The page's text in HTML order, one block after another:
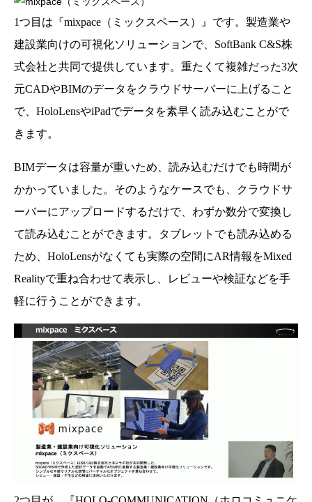
1つ目は『mixpace（ミックスペース）』です。製造業や
建設業向けの可視化ソリューションで、SoftBank C&S株
式会社と共同で提供しています。重たくて複雑だった3次
元CADやBIMのデータをクラウドサーバーに上げること
で、HoloLensやiPadでデータを素早く読み込むことがで
きます。
BIMデータは容量が重いため、読み込むだけでも時間が
かかっていました。そのようなケースでも、クラウドサ
ーバーにアップロードするだけで、わずか数分で変換し
て読み込むことができます。タブレットでも読み込める
ため、HoloLensがなくても実際の空間にAR情報をMixed
Realityで重ね合わせて表示し、レビューや検証などを手
軽に行うことができます。
株式会社ホロラボとは？
MR（Mixed Reality）とHoloLensについて
MR関連パッケージサービスの提供